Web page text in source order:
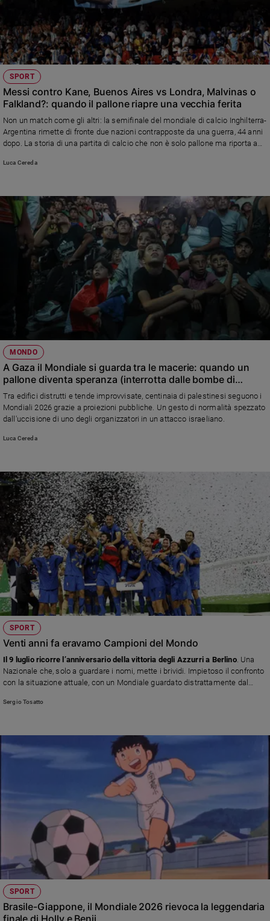
Diversità
e
inclusione
Costume
Cultura
e
spettacoli
Sanremo
2026
Tv
Libri
Musica
Famiglia
educazione
Genitori
Nonni
Coppia
Scuola
giovani
Adolescenza
Bioetica
Vai
Riflessioni
Foto
Video
Podcast
Privacy
Policy
Contatti
Redazione
Social
SPORT
Messi contro Kane, Buenos Aires vs Londra, Malvinas o
Falkland?: quando il pallone riapre una vecchia ferita
Non un match come gli altri: la semifinale del mondiale di calcio Inghilterra-
Argentina rimette di fronte due nazioni contrapposte da una guerra, 44 anni
dopo. La storia di una partita di calcio che non è solo pallone ma riporta a
conflitto mai davvero chiuso.
Luca Cereda
MONDO
A Gaza il Mondiale si guarda tra le macerie: quando un
pallone diventa speranza (interrotta dalle bombe di
Israele)
Tra edifici distrutti e tende improvvisate, centinaia di palestinesi seguono i
Mondiali 2026 grazie a proiezioni pubbliche. Un gesto di normalità spezzato
dall'uccisione di uno degli organizzatori in un attacco israeliano.
Luca Cereda
SPORT
Venti anni fa eravamo Campioni del Mondo
Il 9 luglio ricorre l’anniversario della vittoria degli Azzurri a Berlino. Una
Nazionale che, solo a guardare i nomi, mette i brividi. Impietoso il confronto
con la situazione attuale, con un Mondiale guardato distrattamente dal
Sergio Tosatto
SPORT
Brasile-Giappone, il Mondiale 2026 rievoca la leggendaria
finale di Holly e Benji